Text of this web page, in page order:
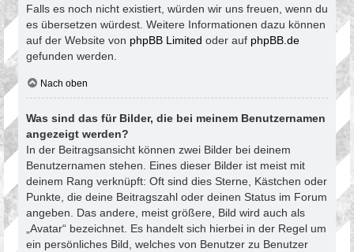
Falls es noch nicht existiert, würden wir uns freuen, wenn du
es übersetzen würdest. Weitere Informationen dazu können
auf der Website von phpBB Limited oder auf phpBB.de
gefunden werden.
Nach oben
Was sind das für Bilder, die bei meinem Benutzernamen
angezeigt werden?
In der Beitragsansicht können zwei Bilder bei deinem
Benutzernamen stehen. Eines dieser Bilder ist meist mit
deinem Rang verknüpft: Oft sind dies Sterne, Kästchen oder
Punkte, die deine Beitragszahl oder deinen Status im Forum
angeben. Das andere, meist größere, Bild wird auch als
„Avatar“ bezeichnet. Es handelt sich hierbei in der Regel um
ein persönliches Bild, welches von Benutzer zu Benutzer